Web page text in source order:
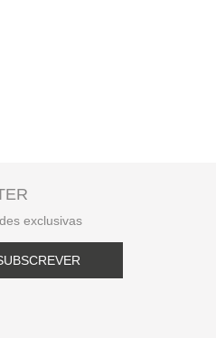
exclusivas